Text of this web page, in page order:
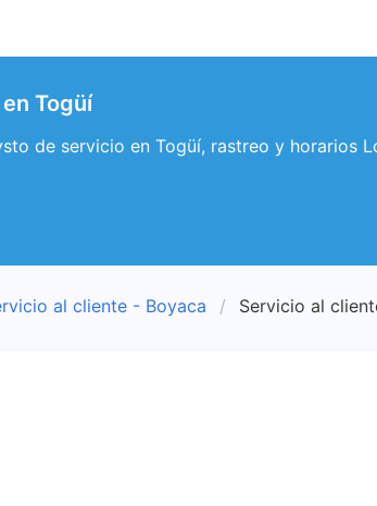
Togüí
de servicio en Togüí, rastreo y horarios
al cliente - Boyaca Servicio al